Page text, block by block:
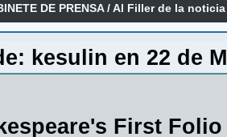
DE PRENSA/Al Filler de la noticia
kesulin en 22 de
First Folio